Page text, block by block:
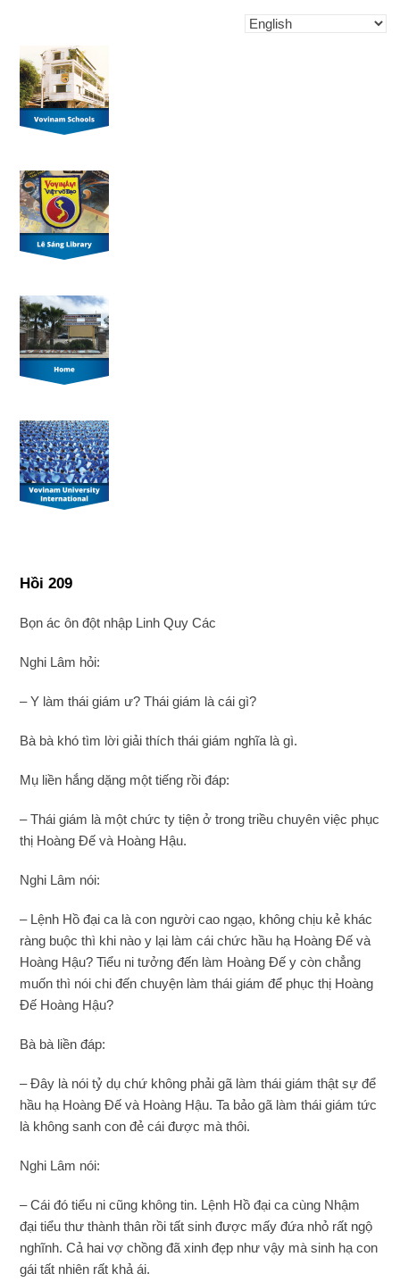
Hồi 209
Bọn ác ôn đột nhập Linh Quy Các
Nghi Lâm hỏi:
– Y làm thái giám ư? Thái giám là cái gì?
Bà bà khó tìm lời giải thích thái giám nghĩa là gì.
Mụ liền hắng dặng một tiếng rồi đáp:
– Thái giám là một chức ty tiện ở trong triều chuyên việc phục
thị Hoàng Đế và Hoàng Hậu.
Nghi Lâm nói:
– Lệnh Hồ đại ca là con người cao ngạo, không chịu kẻ khác
ràng buộc thì khi nào y lại làm cái chức hầu hạ Hoàng Đế và
Hoàng Hậu? Tiểu ni tưởng đến làm Hoàng Đế y còn chẳng
muốn thì nói chi đến chuyện làm thái giám để phục thị Hoàng
Đế Hoàng Hậu?
Bà bà liền đáp:
– Đây là nói tỷ dụ chứ không phải gã làm thái giám thật sự để
hầu hạ Hoàng Đế và Hoàng Hậu. Ta bảo gã làm thái giám tức
là không sanh con đẻ cái được mà thôi.
Nghi Lâm nói:
– Cái đó tiểu ni cũng không tin. Lệnh Hồ đại ca cùng Nhậm
đại tiểu thư thành thân rồi tất sinh được mấy đứa nhỏ rất ngộ
nghĩnh. Cả hai vợ chồng đã xinh đẹp như vậy mà sinh hạ con
gái tất nhiên rất khả ái.